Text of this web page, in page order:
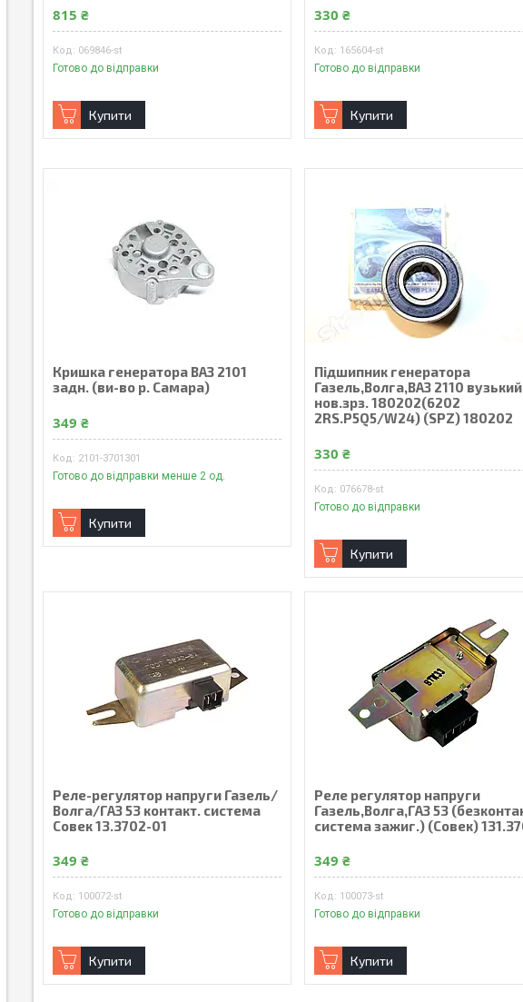
815 ₴
069846-st
Готово до відправки
Купити
330 ₴
165604-st
Готово до відправки
Купити
Кришка генератора ВАЗ 2101
задн. (ви-во р. Самара)
349 ₴
2101-3701301
Готово до відправки менше 2 од.
Купити
Пiдшипник генератора
Газель,Волга,ВАЗ 2110 вузький
нов.зрз. 180202(6202
2RS.P5Q5/W24) (SPZ) 180202
330 ₴
076678-st
Готово до відправки
Купити
Реле-регулятор напруги Газель/
Волга/ГАЗ 53 контакт. система
Совек 13.3702-01
349 ₴
100072-st
Готово до відправки
Купити
Реле регулятор напруги
Газель,Волга,ГАЗ 53
система зажиг.) (Совек)
349 ₴
100073-st
Готово до відправки
Купити